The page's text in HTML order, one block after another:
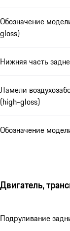
Обозначение
gloss)
Нижняя часть
Ламели
(high-gloss)
Обозначение
Двигатель,
Подруливание